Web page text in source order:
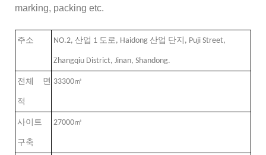
marking, packing etc.
주소 NO.2, 산업 1 도로, Haidong 산업 단지, Puji Street,
Zhangqiu District, Jinan, Shandong.
전체 면
적
33300㎡
사이트
구축
27000㎡